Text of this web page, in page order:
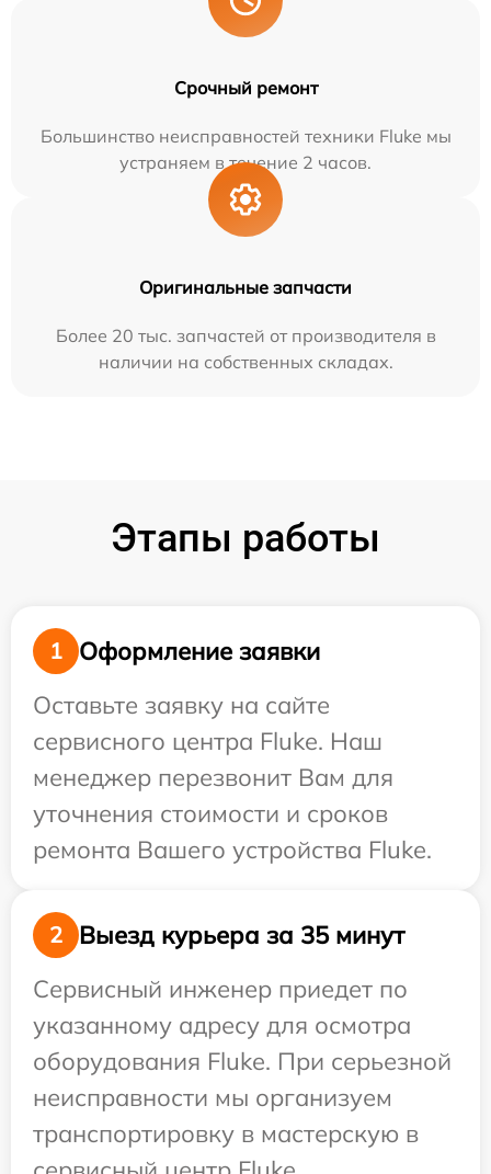
Срочный ремонт
Большинство неисправностей техники Fluke мы
устраняем в течение 2 часов.
Оригинальные запчасти
Более 20 тыс. запчастей от производителя в
наличии на собственных складах.
Этапы работы
1
Оформление заявки
Оставьте заявку на сайте
сервисного центра Fluke. Наш
менеджер перезвонит Вам для
уточнения стоимости и сроков
ремонта Вашего устройства Fluke.
2
Выезд курьера за 35 минут
Сервисный инженер приедет по
указанному адресу для осмотра
оборудования Fluke. При серьезной
неисправности мы организуем
транспортировку в мастерскую в